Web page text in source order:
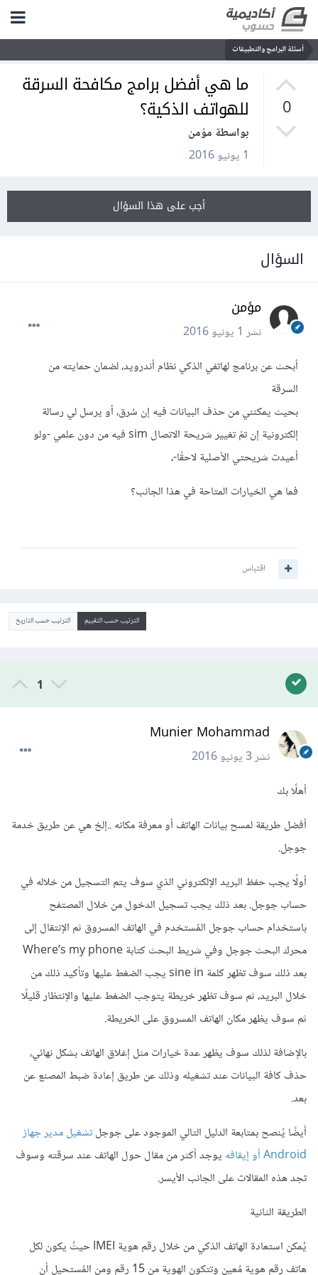
أسئلة البرامج والتطبيقات
0
ما هي أفضل برامج مكافحة السرقة
للهواتف الذكية؟
بواسطة مؤمن
1 يونيو 2016
أجب على هذا السؤال
السؤال
مؤمن
نشر1 يونيو 2016
أبحث عن برنامج لهاتفي الذكي نظام أندرويد، لضمان حمايته من
السرقة
بحيث يمكنني من حذف البيانات فيه إن سُرق، أو يرسل لي رسالة
إلكترونية إن تمّ تغيير شريحة الاتصال sim فيه من دون علمي -ولو
أعيدت شريحتي الأصلية لاحقًا-،
فما هي الخيارات المتاحة في هذا الجانب؟
اقتباس
الترتيب حسب التقييم الترتيب حسب التاريخ
1
Munier Mohammad
نشر3 يونيو 2016
أهلًا بك
أفضل طريقة لمسح بيانات الهاتف أو معرفة مكانه ..إلخ هي عن طريق خدمة
جوجل.
أولًا يجب حفظ البريد الإلكتروني الذي سوف يتم التسجيل من خلاله في
حساب جوجل. بعد ذلك يجب تسجيل الدخول من خلال المصتفح
باستخدام حساب جوجل المُستخدم في الهاتف المسروق ثم الإنتقال إلى
محرك البحث جوجل وفي شريط البحث كتابة Where’s my phone
بعد ذلك سوف تظهر كلمة sine in يجب الضغط عليها وتأكيد ذلك من
خلال البريد، ثم سوف تظهر خريطة يتوجب الضغط عليها والإنتظار قليلًا
ثم سوف يظهر مكان الهاتف المسروق على الخريطة.
بالإضافة لذلك سوف يظهر عدة خيارات مثل إغلاق الهاتف بشكل نهائي،
حذف كافة البيانات عند تشغيله وذلك عن طريق إعادة ضبط المصنع عن
بعد.
أيضًا يُنصح بمتابعة الدليل التالي الموجود على جوجلتشغيل مدير جهاز
Android أو إيقافه
يوجد أكثر من مقال حول الهاتف عند سرقته وسوف
تجد هذه المقالات على الجانب الأيسر.
الطريقة الثانية
يُمكن استعادة الهاتف الذكي من خلال رقم هوية IMEI حيثُ يكون لكل
هاتف رقم هوية مُعين وتتكون الهوية من 15 رقم ومن المُستحيل أن